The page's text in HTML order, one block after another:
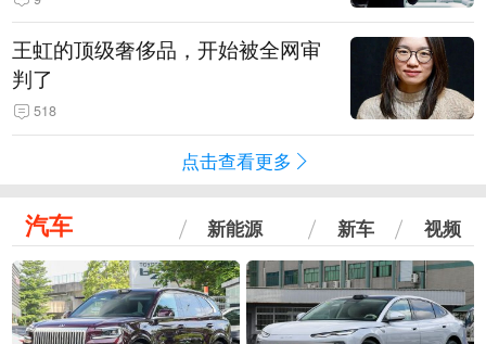
王虹的顶级奢侈品，开始被全网审
判了
518
点击查看更多
汽车 新能源 新车 视频